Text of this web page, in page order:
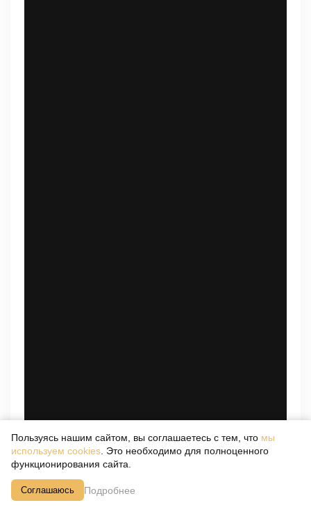
Пользуясь нашим сайтом, вы соглашаетесь с тем, что мы
используем cookies . Это необходимо для полноценного
функционирования сайта.
Соглашаюсь Подробнее